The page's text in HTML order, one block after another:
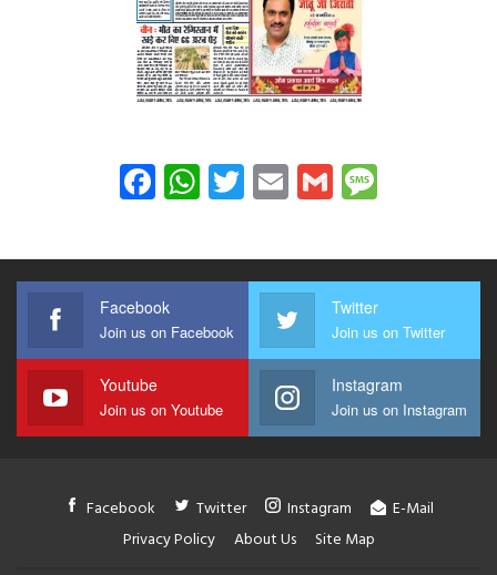
Facebook
WhatsApp
Twitter
EmailGmail
Facebook
Join us on Facebook
Twitter
Join us on Twitter
Youtube
Join us on Youtube
Instagram
Join us on Instagram
Facebook Twitter Instagram
E-Mail
Privacy Policy
About Us Site Map